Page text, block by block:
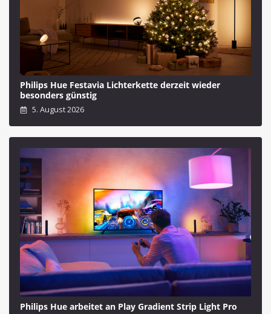
Philips Hue Festavia Lichterkette derzeit wieder
besonders günstig
5. August 2026
Philips Hue arbeitet an Play Gradient Strip Light Pro